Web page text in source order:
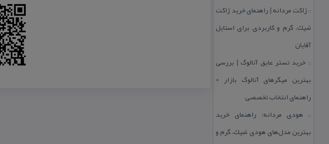
::ژاكت مردانه | راهنمای خرید ژاكت
شیك، گرم و كاربردی برای استایل
آقایان
:: خرید تستر عایق آنالوگ | بررسی
بهترین میگرهای آنالوگ بازار +
راهنمای انتخاب تخصصی
:: هودی مردانه؛ راهنمای خرید
بهترین مدل‌های هودی شیك، گرم و